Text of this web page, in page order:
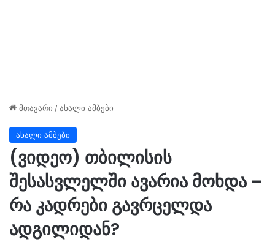
მთავარი /ახალი ამბები
ახალი ამბები
(ვიდეო) თბილისის
შესასვლელში ავარია მოხდა –
რა კადრები გავრცელდა
ადგილიდან?